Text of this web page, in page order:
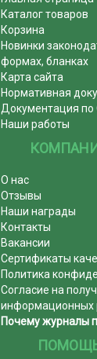
Каталог товаров
Корзина
Новинки
формах, бланках
Карта сайта
Нормативная
Документация
Наши работы
О нас
Отзывы
Наши награды
Контакты
Вакансии
Сертификаты
Политика
Согласие на
информационных
Почему журналы